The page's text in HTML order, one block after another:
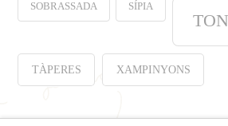
SOBRASSADA SÍPIA
TÀPERES XAMPINYONS